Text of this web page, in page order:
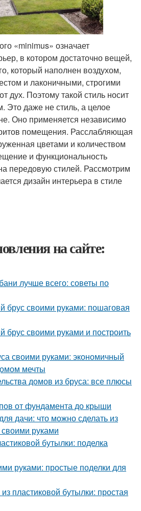
«minimus» означает
в котором достаточно вещей,
который наполнен воздухом,
и лаконичными, строгими
дух. Поэтому такой стиль носит
Это даже не стиль, а целое
Оно применяется независимо
помещения. Расслабляющая
цветами и количеством
и функциональность
передовую стилей. Рассмотрим
дизайн интерьера в стиле
на сайте:
лучше всего: советы по
брус своими руками: пошаговая
брус своими руками и построить
своими руками: экономичный
мечты
домов из бруса: все плюсы
от фундамента до крыши
дачи: что можно сделать из
руками
бутылки: поделка
руками: простые поделки для
пластиковой бутылки: простая